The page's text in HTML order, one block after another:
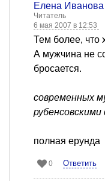
Елена Иванова
Читатель
6 мая 2007 в 12:53
Тем более, что
А мужчина не
бросается.
современных
полная ерунда
0 Ответить